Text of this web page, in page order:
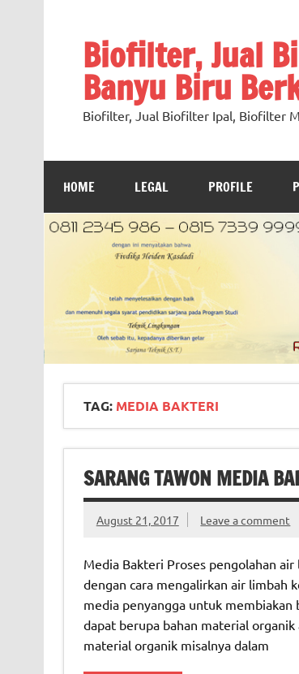
Biofilter, Jual
Banyu Biru
Biofilter, Jual Biofilter Ipal, Biofilter
HOME LEGAL PROFILE
TAG: MEDIA BAKTERI
SARANG TAWON MEDIA
August 21, 2017 Leave a comment
Media Bakteri Proses pengolahan
dengan cara mengalirkan air limbah
media penyangga untuk
dapat berupa bahan material
material organik misalnya dalam